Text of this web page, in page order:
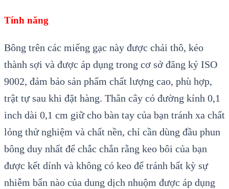
Tính năng
Bông trên các miếng gạc này được chải thô, kéo
thành sợi và được áp dụng trong cơ sở đăng ký ISO
9002, đảm bảo sản phẩm chất lượng cao, phù hợp,
trật tự sau khi đặt hàng. Thân cây có đường kính 0,1
inch dài 0,1 cm giữ cho bàn tay của bạn tránh xa chất
lỏng thử nghiệm và chất nền, chỉ cần dùng đầu phun
bông duy nhất để chắc chắn rằng keo bôi của bạn
được kết dính và không có keo để tránh bất kỳ sự
nhiễm bẩn nào của dung dịch nhuộm được áp dụng